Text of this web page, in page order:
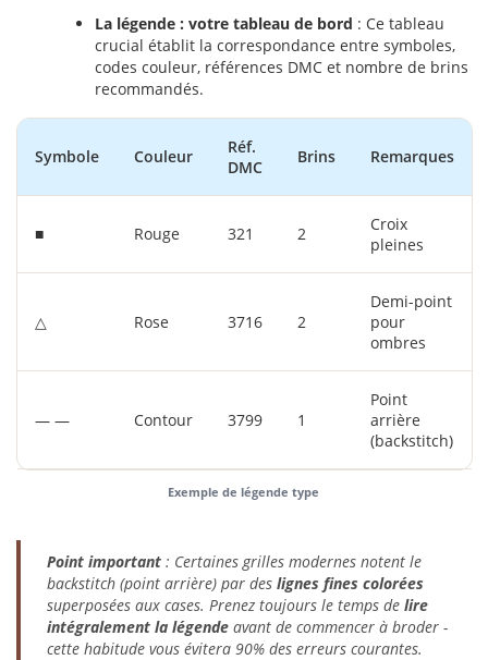
La légende : votre tableau de bord : Ce tableau
crucial établit la correspondance entre symboles,
codes couleur, références DMC et nombre de brins
recommandés.
Exemple de légende type
Symbole Couleur
Réf.
DMC
Brins Remarques
■ Rouge 321 2
Croix
pleines
△ Rose 3716 2
Demi-point
pour
ombres
— — Contour 3799 1
Point
arrière
(backstitch)
Point important : Certaines grilles modernes notent le
backstitch (point arrière) par des lignes fines colorées
superposées aux cases. Prenez toujours le temps de lire
intégralement la légende avant de commencer à broder -
cette habitude vous évitera 90% des erreurs courantes.